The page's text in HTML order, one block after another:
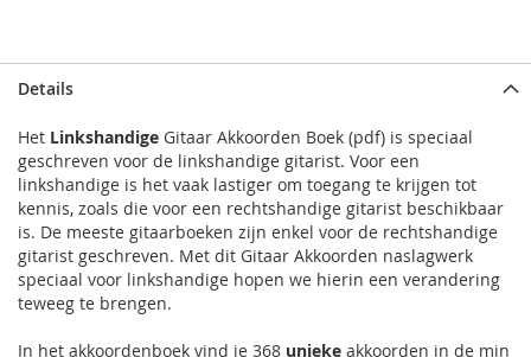
Details
Het Linkshandige Gitaar Akkoorden Boek (pdf) is speciaal
geschreven voor de linkshandige gitarist. Voor een
linkshandige is het vaak lastiger om toegang te krijgen tot
kennis, zoals die voor een rechtshandige gitarist beschikbaar
is. De meeste gitaarboeken zijn enkel voor de rechtshandige
gitarist geschreven. Met dit Gitaar Akkoorden naslagwerk
speciaal voor linkshandige hopen we hierin een verandering
teweeg te brengen.
In het akkoordenboek vind je 368 unieke akkoorden in de min